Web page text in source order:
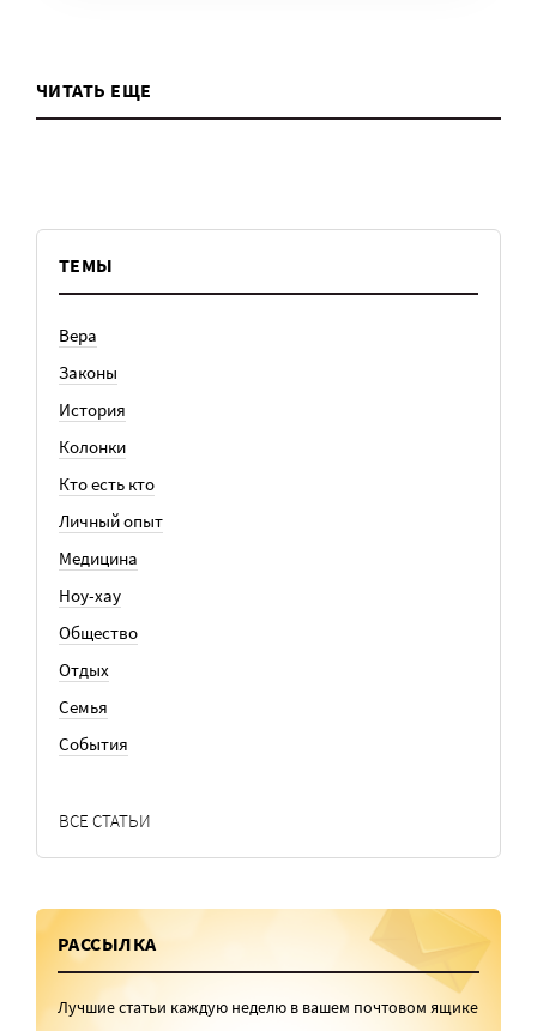
ЧИТАТЬ ЕЩЕ
ТЕМЫ
Вера
Законы
История
Колонки
Кто есть кто
Личный опыт
Медицина
Ноу-хау
Общество
Отдых
Семья
События
ВСЕ СТАТЬИ
РАССЫЛКА
Лучшие статьи каждую неделю в вашем почтовом ящике